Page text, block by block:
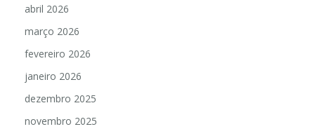
abril 2026
março 2026
fevereiro 2026
janeiro 2026
dezembro 2025
novembro 2025